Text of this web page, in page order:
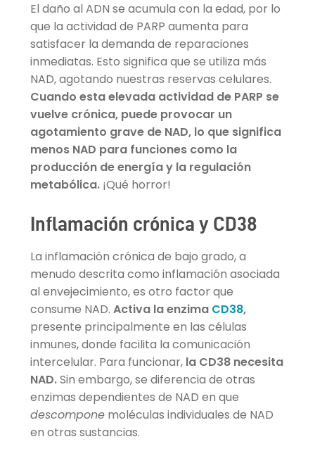
El daño al ADN se acumula con la edad, por lo
que la actividad de PARP aumenta para
satisfacer la demanda de reparaciones
inmediatas. Esto significa que se utiliza más
NAD, agotando nuestras reservas celulares.
Cuando esta elevada actividad de PARP se
vuelve crónica, puede provocar un
agotamiento grave de NAD, lo que significa
menos NAD para funciones como la
producción de energía y la regulación
metabólica.¡Qué horror!
Inflamación crónica y CD38
La inflamación crónica de bajo grado, a
menudo descrita como inflamación asociada
al envejecimiento, es otro factor que
consume NAD. Activa la enzima CD38,
presente principalmente en las células
inmunes, donde facilita la comunicación
intercelular. Para funcionar, la CD38 necesita
NAD.Sin embargo, se diferencia de otras
enzimas dependientes de NAD en que
descomponemoléculas individuales de NAD
en otras sustancias.